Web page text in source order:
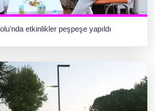
etkinlikler peşpeşe yapıldı